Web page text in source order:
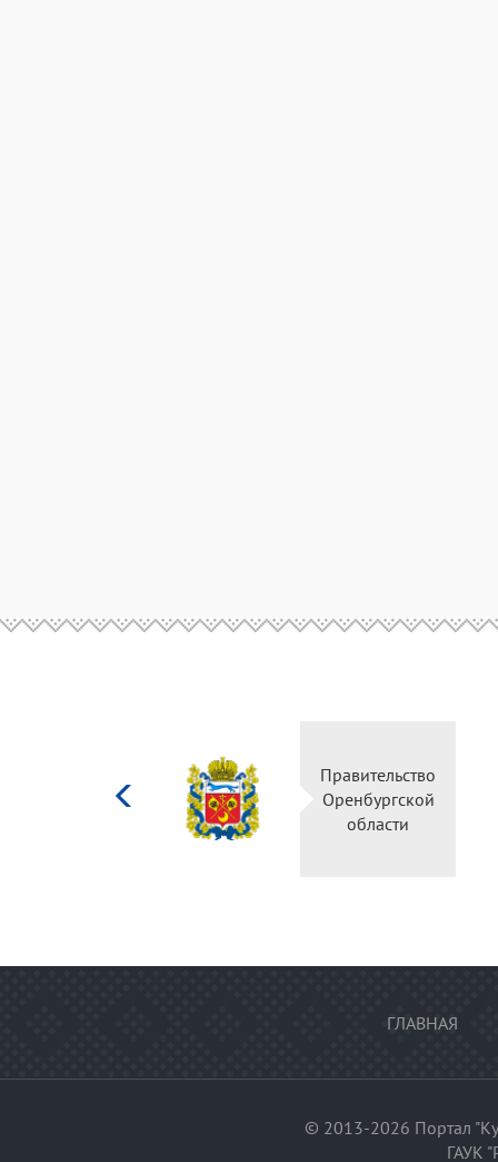
Правительство
Оренбургской
области
ГЛАВНАЯ
© 2013-2026 Портал
ГАУК